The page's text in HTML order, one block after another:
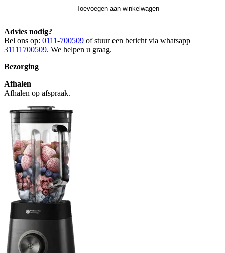
Toevoegen aan winkelwagen
Advies nodig?
Bel ons op: 0111-700509 of stuur een bericht via whatsapp
31111700509. We helpen u graag.
Bezorging
Afhalen
Afhalen op afspraak.